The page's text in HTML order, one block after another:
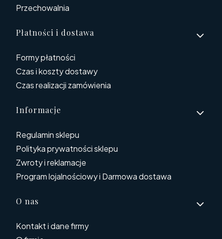
Przechowalnia
Płatności i dostawa
Formy płatności
Czas i koszty dostawy
Czas realizacji zamówienia
Informacje
Regulamin sklepu
Polityka prywatności sklepu
Zwroty i reklamacje
Program lojalnościowy i Darmowa dostawa
O nas
Kontakt i dane firmy